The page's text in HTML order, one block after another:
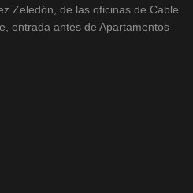
Zeledón, de las oficinas de Cable
entrada antes de Apartamentos